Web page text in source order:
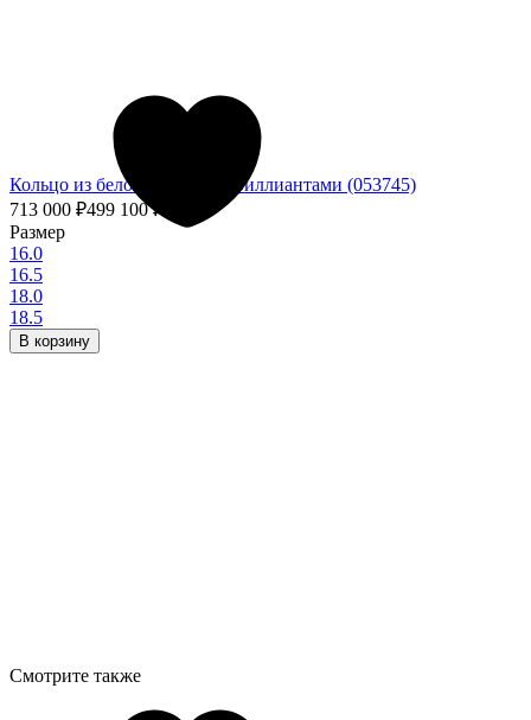
Кольцо из белого золота с бриллиантами (053745)
713 000 ₽499 100₽
Размер
16.0
16.5
18.0
18.5
В корзину
Смотрите также